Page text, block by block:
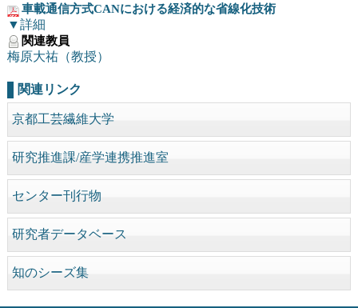
車載通信方式CANにおける経済的な省線化技術
▼詳細
関連教員
梅原大祐（教授）
関連リンク
京都工芸繊維大学
研究推進課/産学連携推進室
センター刊行物
研究者データベース
知のシーズ集